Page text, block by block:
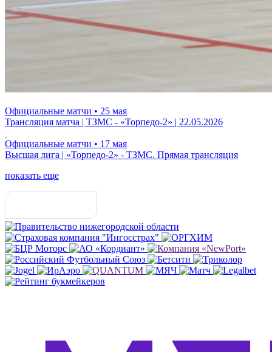
Официальные матчи • 25 мая
Трансляция матча | ТЗМС - «Торпедо-2» | 22.05.2026
Официальные матчи • 17 мая
Высшая лига | «Торпедо-2» - ТЗМС. Прямая трансляция
показать еще